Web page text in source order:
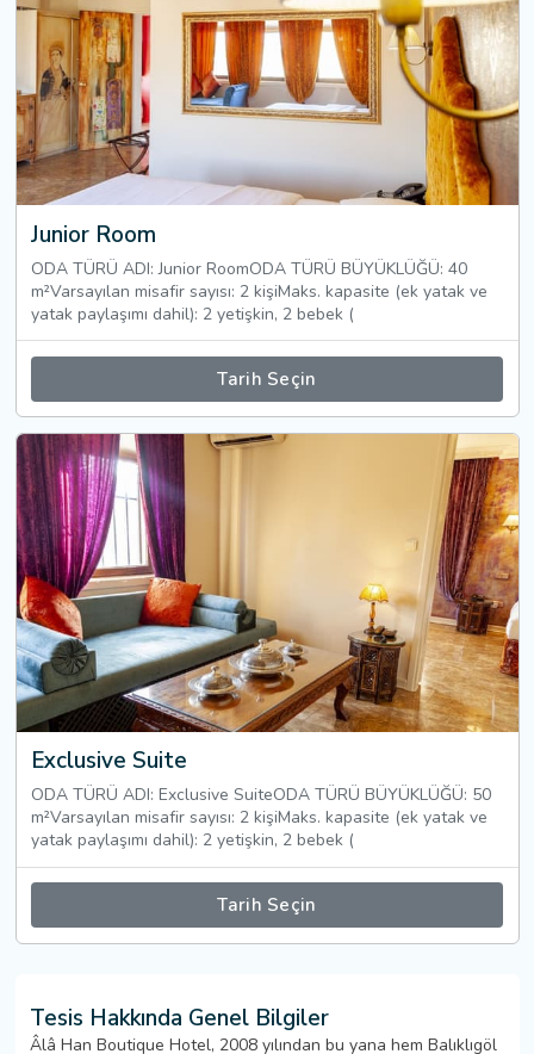
Junior Room
ODA TÜRÜ ADI: Junior RoomODA TÜRÜ BÜYÜKLÜĞÜ: 40
m²Varsayılan misafir sayısı: 2 kişiMaks. kapasite (ek yatak ve
yatak paylaşımı dahil): 2 yetişkin, 2 bebek (
Tarih Seçin
Exclusive Suite
ODA TÜRÜ ADI: Exclusive SuiteODA TÜRÜ BÜYÜKLÜĞÜ: 50
m²Varsayılan misafir sayısı: 2 kişiMaks. kapasite (ek yatak ve
yatak paylaşımı dahil): 2 yetişkin, 2 bebek (
Tarih Seçin
Tesis Hakkında Genel Bilgiler
Âlâ Han Boutique Hotel, 2008 yılından bu yana hem Balıklıgöl